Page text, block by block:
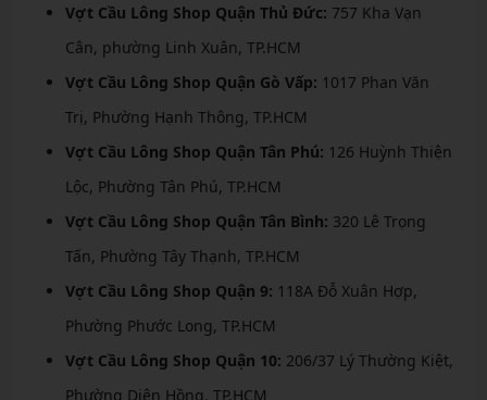
Vợt Cầu Lông Shop Quận Thủ Đức: 757 Kha Vạn
Cân, phường Linh Xuân, TP.HCM
Vợt Cầu Lông Shop Quận Gò Vấp: 1017 Phan Văn
Trị, Phường Hạnh Thông, TP.HCM
Vợt Cầu Lông Shop Quận Tân Phú: 126 Huỳnh Thiện
Lộc, Phường Tân Phú, TP.HCM
Vợt Cầu Lông Shop Quận Tân Bình: 320 Lê Trọng
Tấn, Phường Tây Thạnh, TP.HCM
Vợt Cầu Lông Shop Quận 9: 118A Đỗ Xuân Hợp,
Phường Phước Long, TP.HCM
Vợt Cầu Lông Shop Quận 10: 206/37 Lý Thường Kiệt,
Phường Diên Hồng, TP.HCM